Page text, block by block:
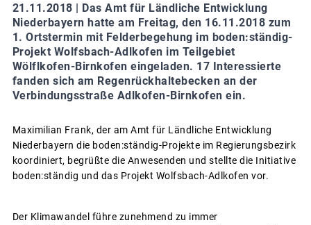
21.11.2018 | Das Amt für Ländliche Entwicklung
Niederbayern hatte am Freitag, den 16.11.2018 zum
1. Ortstermin mit Felderbegehung im boden:ständig-
Projekt Wolfsbach-Adlkofen im Teilgebiet
Wölflkofen-Birnkofen eingeladen. 17 Interessierte
fanden sich am Regenrückhaltebecken an der
Verbindungsstraße Adlkofen-Birnkofen ein.
Maximilian Frank, der am Amt für Ländliche Entwicklung
Niederbayern die boden:ständig-Projekte im Regierungsbezirk
koordiniert, begrüßte die Anwesenden und stellte die Initiative
boden:ständig und das Projekt Wolfsbach-Adlkofen vor.
Der Klimawandel führe zunehmend zu immer